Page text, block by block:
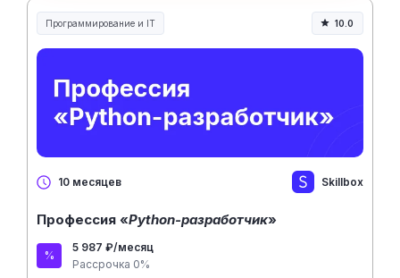
Программирование и IT 10.0
10 месяцев Skillbox
Профессия «Python-разработчик»
5 987 ₽/месяц
Рассрочка 0%